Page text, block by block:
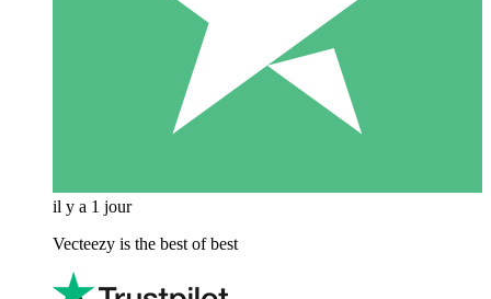
il y a 1 jour
Vecteezy is the best of best